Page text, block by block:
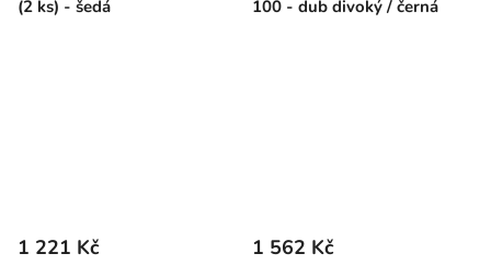
(2 ks) - šedá
100 - dub divoký / černá
1 221 Kč 1 562 Kč